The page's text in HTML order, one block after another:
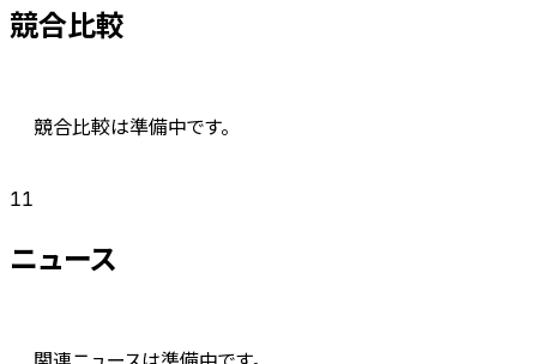
競合比較
競合比較は準備中です。
11
ニュース